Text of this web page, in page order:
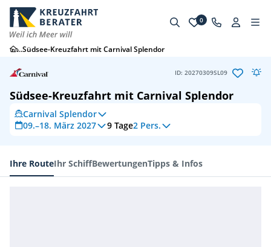
0
...Südsee-Kreuzfahrt mit Carnival Splendor
ID: 20270309SL09
Südsee-Kreuzfahrt mit Carnival Splendor
Carnival Splendor
09.–18. März 2027
9 Tage2 Pers.
Ihre RouteIhr SchiffBewertungenTipps & Infos